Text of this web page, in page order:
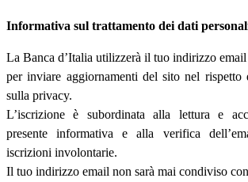
Informativa sul trattamento dei dati
La Banca d’Italia utilizzerà il tuo indirizzo email
per inviare aggiornamenti del sito nel rispetto
sulla privacy.
L’iscrizione è subordinata alla lettura e
presente informativa e alla verifica
iscrizioni involontarie.
Il tuo indirizzo email non sarà mai condiviso